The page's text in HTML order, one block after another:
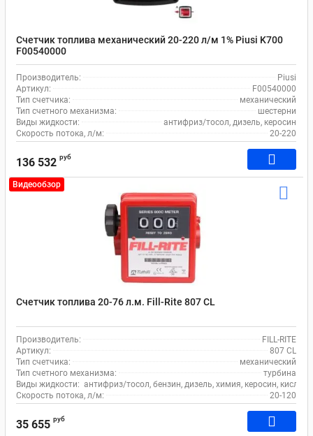
Счетчик топлива механический 20-220 л/м 1% Piusi K700
F00540000
Производитель:
Piusi
Артикул:
F00540000
Тип счетчика:
механический
Тип счетного механизма:
шестерни
Виды жидкости:
антифриз/тосол, дизель, керосин
Скорость потока, л/м:
20-220
136 532 руб
Видеообзор
Счетчик топлива 20-76 л.м. Fill-Rite 807 CL
Производитель:
FILL-RITE
Артикул:
807 CL
Тип счетчика:
механический
Тип счетного механизма:
турбина
Виды жидкости: антифриз/тосол, бензин, дизель, химия, керосин,
Скорость потока, л/м:
20-120
35 655 руб